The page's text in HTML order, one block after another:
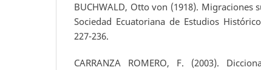
BUCHWALD, Otto von (1918). Migraciones
Sociedad Ecuatoriana de Estudios
227-236.
CARRANZA ROMERO, F. (2003).